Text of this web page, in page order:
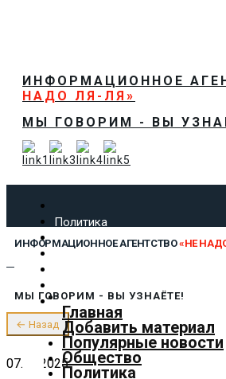
ИНФОРМАЦИОННОЕ
НАДО ЛЯ-ЛЯ»
МЫ ГОВОРИМ - ВЫ
Политика
Экономика
Культура
Предложить новость
О нас
ИНФОРМАЦИОННОЕ АГЕНТСТВО«НЕ
Главная
Добавить материал
Популярные новости
Общество
Политика
МЫ ГОВОРИМ - ВЫ УЗНАЁТЕ!
← Назад
07.08.2025